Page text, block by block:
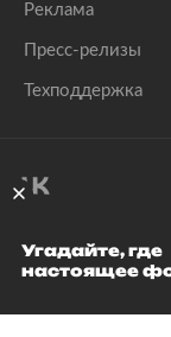
Реклама
Пресс-релизы
Техподдержка
Угадайте, где
настоящее